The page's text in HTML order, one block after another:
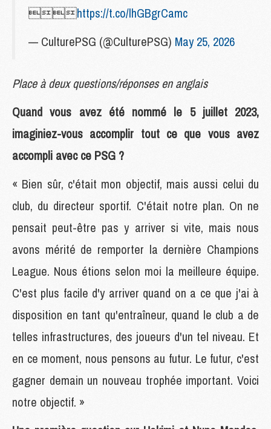
https://t.co/lhGBgrCamc
— CulturePSG (@CulturePSG) May 25, 2026
Place à deux questions/réponses en anglais
Quand vous avez été nommé le 5 juillet 2023,
imaginiez-vous accomplir tout ce que vous avez
accompli avec ce PSG ?
« Bien sûr, c'était mon objectif, mais aussi celui du
club, du directeur sportif. C'était notre plan. On ne
pensait peut-être pas y arriver si vite, mais nous
avons mérité de remporter la dernière Champions
League. Nous étions selon moi la meilleure équipe.
C'est plus facile d'y arriver quand on a ce que j'ai à
disposition en tant qu'entraîneur, quand le club a de
telles infrastructures, des joueurs d'un tel niveau. Et
en ce moment, nous pensons au futur. Le futur, c'est
gagner demain un nouveau trophée important. Voici
notre objectif. »